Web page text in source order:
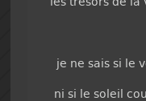
je ne sais si le
ni si le soleil